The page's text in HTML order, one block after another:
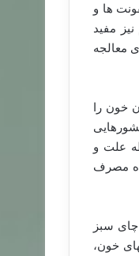
ها و
مفید
معالجه
خون را
علت و
مصرف
چای سبز
خون،